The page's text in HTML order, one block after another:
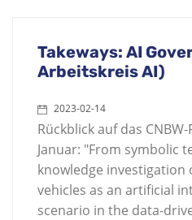
Takeways: AI
Arbeitskreis AI)
2023-02-14
Rückblick auf das
Januar: "From symbolic
knowledge investigation
vehicles as an artificial
scenario in the data-